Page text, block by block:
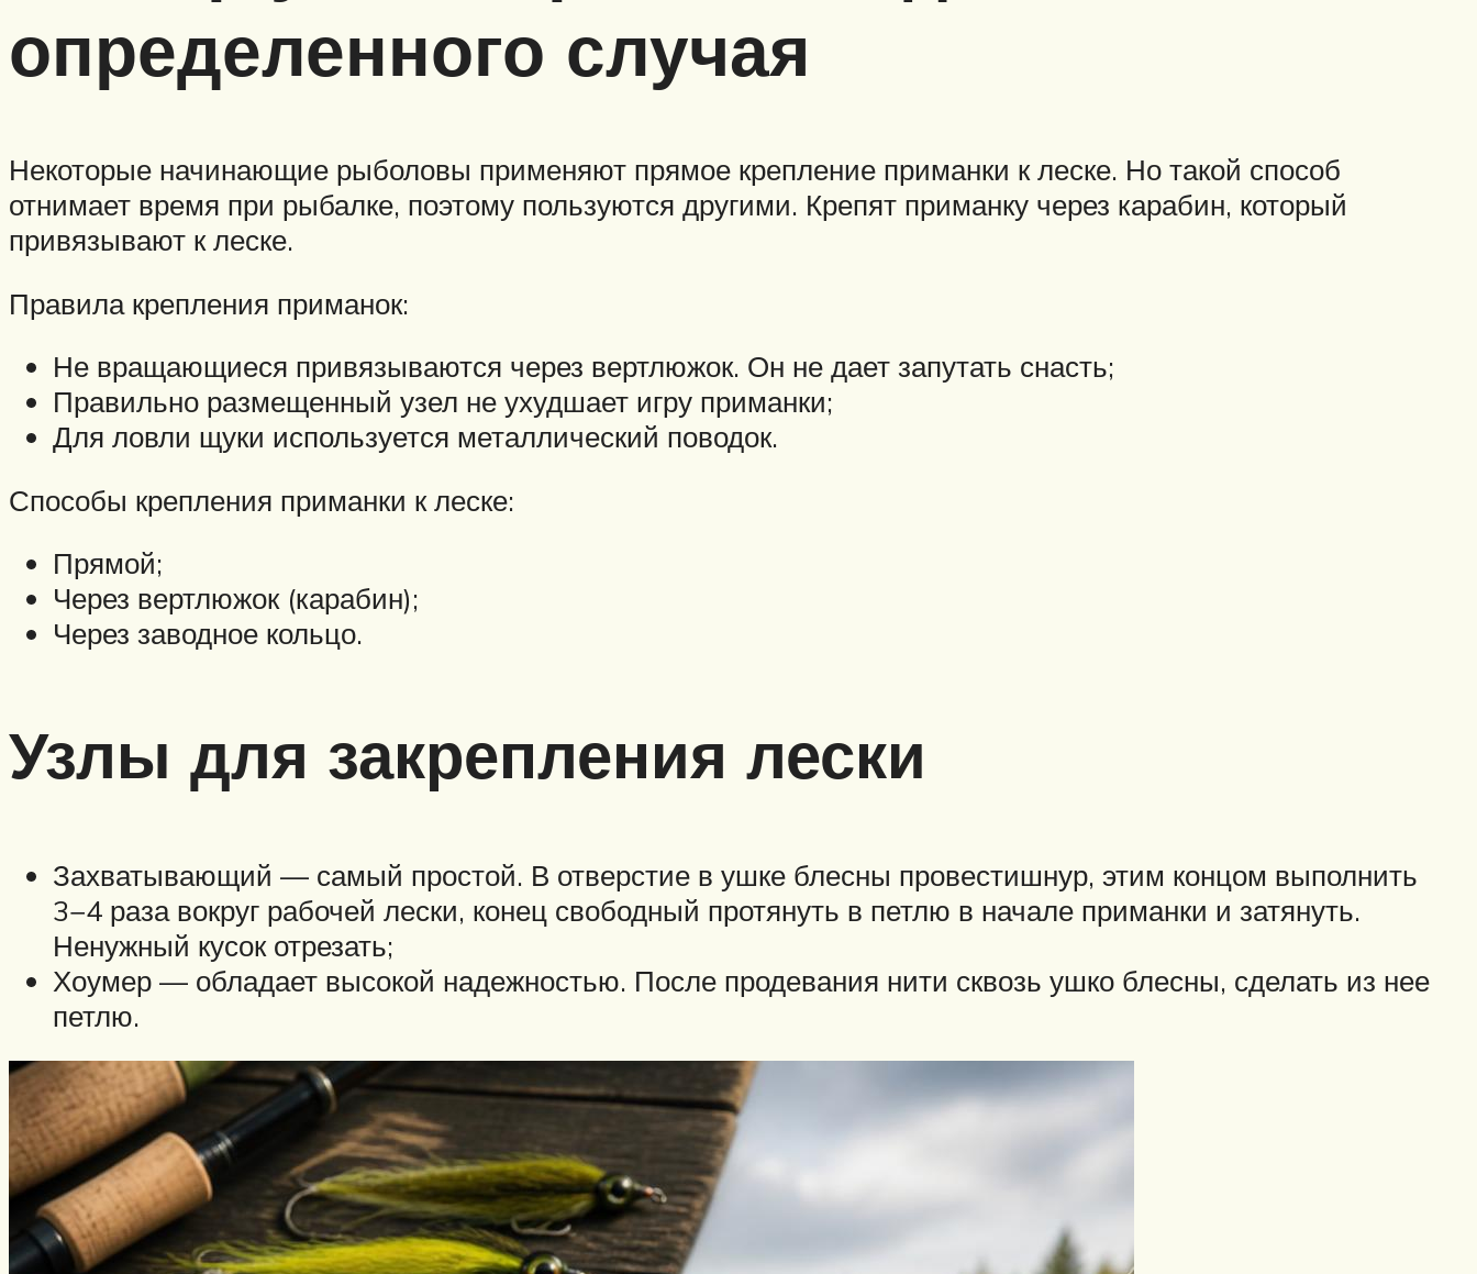
определенного случая
Некоторые начинающие рыболовы применяют прямое крепление приманки к леске. Но такой способ
отнимает время при рыбалке, поэтому пользуются другими. Крепят приманку через карабин, который
привязывают к леске.
Правила крепления приманок:
Не вращающиеся привязываются через вертлюжок. Он не дает запутать снасть;
Правильно размещенный узел не ухудшает игру приманки;
Для ловли щуки используется металлический поводок.
Способы крепления приманки к леске:
Прямой;
Через вертлюжок (карабин);
Через заводное кольцо.
Узлы для закрепления лески
Захватывающий — самый простой. В отверстие в ушке блесны провестишнур, этим концом выполнить
3−4 раза вокруг рабочей лески, конец свободный протянуть в петлю в начале приманки и затянуть.
Ненужный кусок отрезать;
Хоумер — обладает высокой надежностью. После продевания нити сквозь ушко блесны, сделать из нее
петлю.